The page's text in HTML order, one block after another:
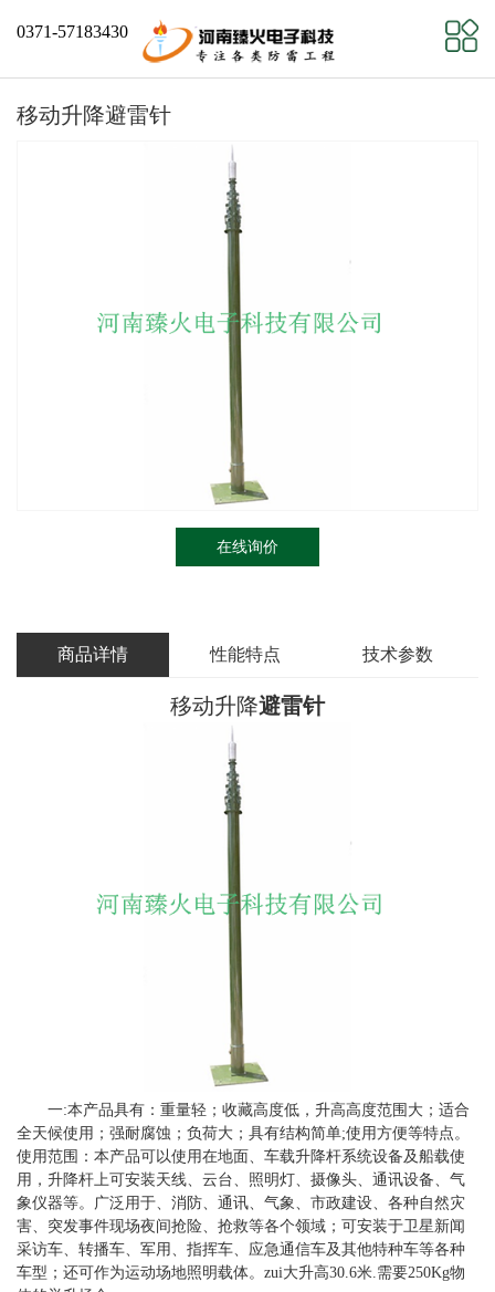
0371-57183430
移动升降避雷针
在线询价
商品详情 性能特点 技术参数
移动升降避雷针
一:本产品具有：重量轻；收藏高度低，升高高度范围大；适合
全天候使用；强耐腐蚀；负荷大；具有结构简单;使用方便等特点。
使用范围：本产品可以使用在地面、车载升降杆系统设备及船载使
用，升降杆上可安装天线、云台、照明灯、摄像头、通讯设备、气
象仪器等。广泛用于、消防、通讯、气象、市政建设、各种自然灾
害、突发事件现场夜间抢险、抢救等各个领域；可安装于卫星新闻
采访车、转播车、军用、指挥车、应急通信车及其他特种车等各种
车型；还可作为运动场地照明载体。zui大升高30.6米.需要250Kg物